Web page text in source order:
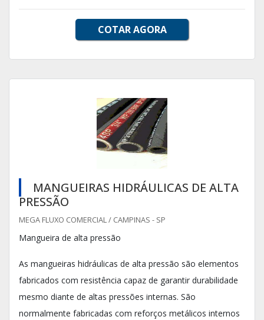
COTAR AGORA
MANGUEIRAS HIDRÁULICAS DE ALTA
PRESSÃO
MEGA FLUXO COMERCIAL / CAMPINAS - SP
Mangueira de alta pressão
As mangueiras hidráulicas de alta pressão são elementos
fabricados com resistência capaz de garantir durabilidade
mesmo diante de altas pressões internas. São
normalmente fabricadas com reforços metálicos internos